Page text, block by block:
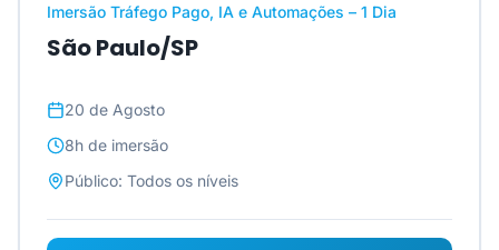
Imersão Tráfego Pago, IA e Automações – 1 Dia
São Paulo/SP
20 de Agosto
8h de imersão
Público: Todos os níveis